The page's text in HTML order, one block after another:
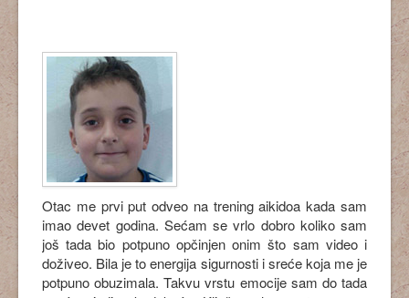
Video
Kultura
Otac me prvi put odveo na trening aikidoa kada sam
imao devet godina. Sećam se vrlo dobro koliko sam
još tada bio potpuno opčinjen onim što sam video i
doživeo. Bila je to energija sigurnosti i sreće koja me je
potpuno obuzimala. Takvu vrstu emocije sam do tada